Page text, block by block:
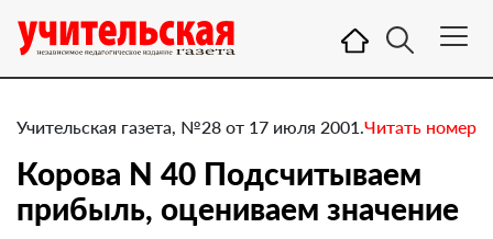
Учительская газета, №28 от 17 июля 2001.Читать номер
Корова N 40 Подсчитываем
прибыль, оцениваем значение